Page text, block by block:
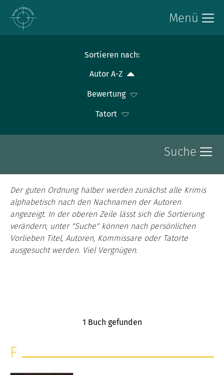
Menü
Sortieren nach:
Autor A-Z
Bewertung
Tatort
Suche
Der guten Ordnung halber werden zunächst alle Krimis
alphabetisch nach den Nachnamen der Autoren
angezeigt. In der oberen Zeile lässt sich die Sortierung
verändern, unter "Suche" können nach persönlichen
Vorlieben Titel, Autoren, Kommissare oder Tatorte
ausgesucht werden. Viel Vergnügen.
1 Buch gefunden
F